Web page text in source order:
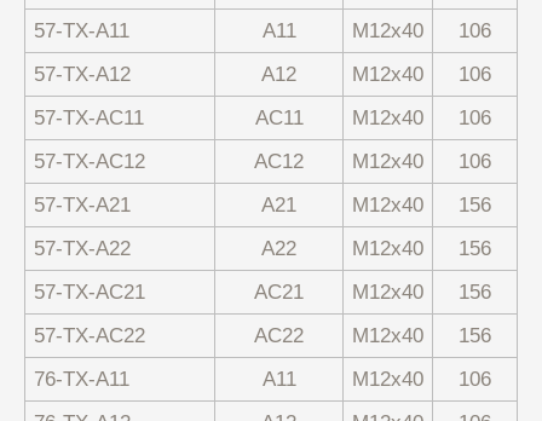
57-ТХ-А11
А11 М12х40
106
57-ТХ-А12
А12 М12х40
106
57-ТХ-АС11
АС11 М12х40
106
57-ТХ-АС12
АС12 М12х40
106
57-ТХ-А21
А21 М12х40
156
57-ТХ-А22
А22 М12х40
156
57-ТХ-АС21
АС21 М12х40
156
57-ТХ-АС22
АС22 М12х40
156
76-ТХ-А11
А11 М12х40
106